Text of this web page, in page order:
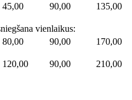
45,00 90,00 135,00
vienlaikus:
80,00 90,00 170,00
120,00 90,00 210,00